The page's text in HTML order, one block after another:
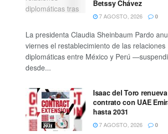
Betssy Chávez
7 AGOSTO, 2026 0
La presidenta Claudia Sheinbaum Pardo
viernes el restablecimiento de las relaciones
diplomáticas entre México y Perú
desde...
Isaac del Toro
contrato con UAE
hasta 2031
7 AGOSTO, 2026 0